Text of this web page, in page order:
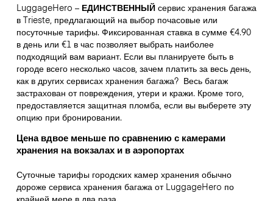
LuggageHero – ЕДИНСТВЕННЫЙсервис хранения багажа
в Trieste, предлагающий на выбор почасовые или
посуточные тарифы. Фиксированная ставка в сумме €4.90
в день или €1 в час позволяет выбрать наиболее
подходящий вам вариант. Если вы планируете быть в
городе всего несколько часов, зачем платить за весь день,
как в других сервисах хранения багажа? Весь багаж
застрахован от повреждения, утери и кражи. Кроме того,
предоставляется защитная пломба, если вы выберете эту
опцию при бронировании.
Цена вдвое меньше по сравнению с камерами
хранения на вокзалах и в аэропортах
Суточные тарифы городских камер хранения обычно
дороже сервиса хранения багажа от LuggageHero по
крайней мере в два раза.